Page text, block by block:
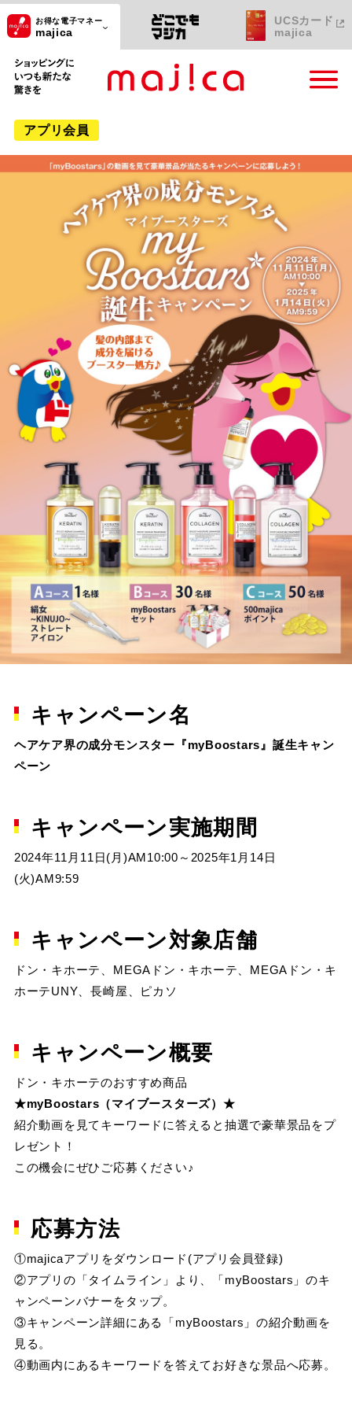
ショッピングにいつも新たな驚きを
お得な電子マネー
majica
UCSカード
majica
アプリ会員
キャンペーン名
ヘアケア界の成分モンスター『myBoostars』誕生キャン
ペーン
キャンペーン実施期間
2024年11月11日(月)AM10:00～2025年1月14日
(火)AM9:59
キャンペーン対象店舗
ドン・キホーテ、MEGAドン・キホーテ、MEGAドン・キ
ホーテUNY、長崎屋、ピカソ
キャンペーン概要
ドン・キホーテのおすすめ商品
★myBoostars（マイブースターズ）★
紹介動画を見てキーワードに答えると抽選で豪華景品をプ
レゼント！
この機会にぜひご応募ください♪
応募方法
①majicaアプリをダウンロード(アプリ会員登録)
②アプリの「タイムライン」より、「myBoostars」のキ
ャンペーンバナーをタップ。
③キャンペーン詳細にある「myBoostars」の紹介動画を
見る。
④動画内にあるキーワードを答えてお好きな景品へ応募。